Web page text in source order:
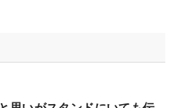
天エピソードを明かす。
がイギリスから電話をか